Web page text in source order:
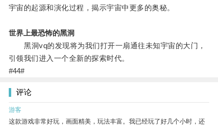
宇宙的起源和演化过程，揭示宇宙中更多的奥秘。
世界上最恐怖的黑洞
黑洞vq的发现将为我们打开一扇通往未知宇宙的大门，
引领我们进入一个全新的探索时代。
#44#
评论
游客
这款游戏非常好玩，画面精美，玩法丰富。我已经玩了好几个小时，还